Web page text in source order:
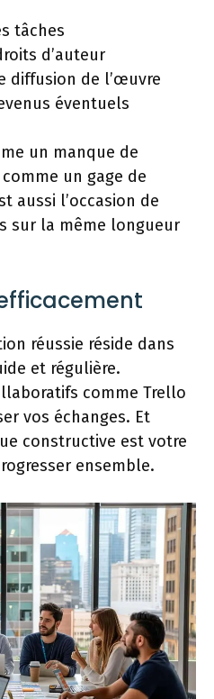
tâches
d’auteur
diffusion de l’œuvre
éventuels
un manque de
un gage de
aussi l’occasion de
sur la même longueur
réussie réside dans
et régulière.
comme Trello
vos échanges. Et
constructive est votre
ensemble.